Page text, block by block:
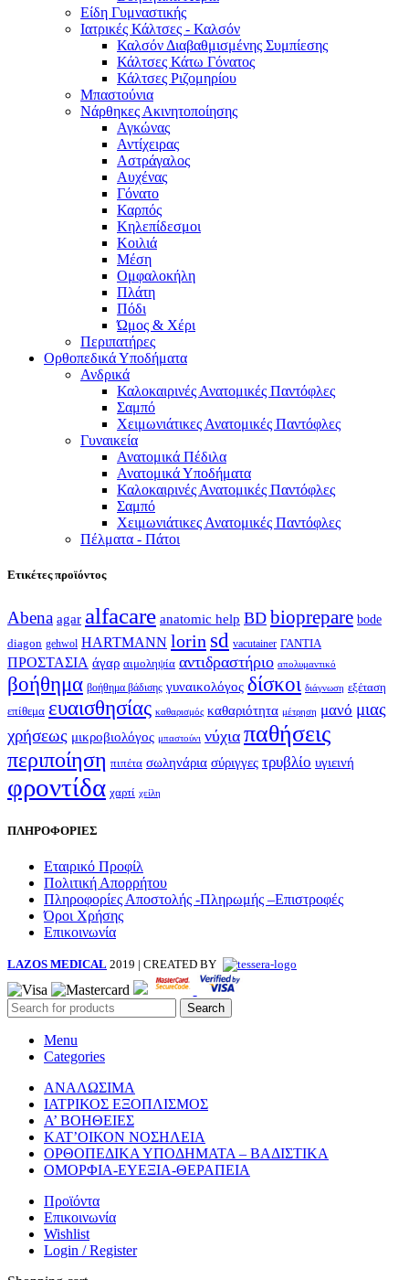
Είδη Γυμναστικής
Ιατρικές Κάλτσες - Καλσόν
Καλσόν Διαβαθμισμένης Συμπίεσης
Κάλτσες Κάτω Γόνατος
Κάλτσες Ριζομηρίου
Μπαστούνια
Νάρθηκες Ακινητοποίησης
Αγκώνας
Αντίχειρας
Αστράγαλος
Αυχένας
Γόνατο
Καρπός
Κηλεπίδεσμοι
Κοιλιά
Μέση
Ομφαλοκήλη
Πλάτη
Πόδι
Ώμος & Χέρι
Περιπατήρες
Ορθοπεδικά Υποδήματα
Ανδρικά
Καλοκαιρινές Ανατομικές Παντόφλες
Σαμπό
Χειμωνιάτικες Ανατομικές Παντόφλες
Γυναικεία
Ανατομικά Πέδιλα
Ανατομικά Υποδήματα
Καλοκαιρινές Ανατομικές Παντόφλες
Σαμπό
Χειμωνιάτικες Ανατομικές Παντόφλες
Πέλματα - Πάτοι
Ετικέτες προϊόντος
Abena agar alfacare anatomic help BD bioprepare bode
diagon gehwol HARTMANN lorin sd vacutainer ΓΑΝΤΙΑ
ΠΡΟΣΤΑΣΙΑ άγαρ αιμοληψία αντιδραστήριο απολυμαντικό
βοήθημα βοήθημα βάδισης γυναικολόγος δίσκοι διάγνωση εξέταση
επίθεμα ευαισθησίας καθαρισμός καθαριότητα μέτρηση μανό μιας
χρήσεως μικροβιολόγος μπαστούνι νύχια παθήσεις
περιποίηση πιπέτα σωληνάρια σύριγγες τρυβλίο υγιεινή
φροντίδα χαρτί χείλη
ΠΛΗΡΟΦΟΡΙΕΣ
Εταιρικό Προφίλ
Πολιτική Απορρήτου
Πληροφορίες Αποστολής -Πληρωμής –Επιστροφές
Όροι Χρήσης
Επικοινωνία
LAZOS MEDICAL 2019 | CREATED BY
Search
Menu
Categories
ΑΝΑΛΩΣΙΜΑ
ΙΑΤΡΙΚΟΣ ΕΞΟΠΛΙΣΜΟΣ
Α’ ΒΟΗΘΕΙΕΣ
ΚΑΤ’ΟΙΚΟΝ ΝΟΣΗΛΕΙΑ
ΟΡΘΟΠΕΔΙΚΑ ΥΠΟΔΗΜΑΤΑ – ΒΑΔΙΣΤΙΚΑ
ΟΜΟΡΦΙΑ-ΕΥΕΞΙΑ-ΘΕΡΑΠΕΙΑ
Προϊόντα
Επικοινωνία
Wishlist
Login / Register